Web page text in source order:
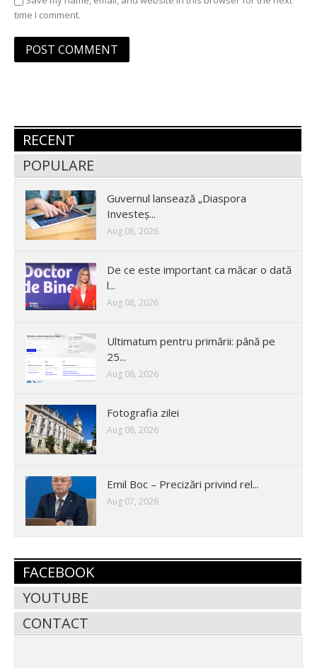
time I comment.
RECENT
POPULARE
Guvernul lansează „Diaspora
Investeș...
Aug 08, 2026
De ce este important ca măcar o dată
l...
Aug 08, 2026
Ultimatum pentru primării: până pe
25...
Aug 08, 2026
Fotografia zilei
Aug 08, 2026
Emil Boc – Precizări privind rel...
Aug 07, 2026
FACEBOOK
YOUTUBE
CONTACT